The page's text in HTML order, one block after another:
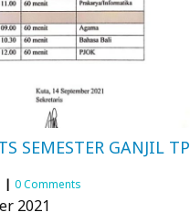
SEMESTER GANJIL TP
| 0 Comments
2021